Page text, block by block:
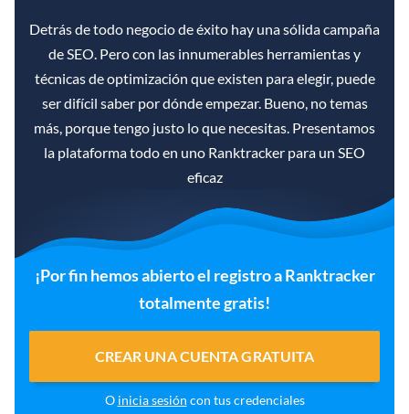
Detrás de todo negocio de éxito hay una sólida campaña
de SEO. Pero con las innumerables herramientas y
técnicas de optimización que existen para elegir, puede
ser difícil saber por dónde empezar. Bueno, no temas
más, porque tengo justo lo que necesitas. Presentamos
la plataforma todo en uno Ranktracker para un SEO
eficaz
¡Por fin hemos abierto el registro a Ranktracker
totalmente gratis!
CREAR UNA CUENTA GRATUITA
O inicia sesión con tus credenciales